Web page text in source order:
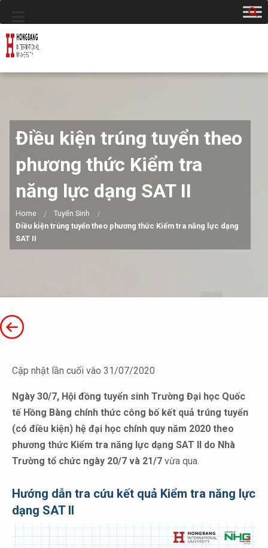
Điều kiện trúng tuyển theo
phương thức Kiểm tra
năng lực dạng SAT II
Home
Tuyển Sinh
Điều kiện trúng tuyển theo phương thức Kiểm tra năng lực dạng
SAT II
Cập nhật lần cuối vào 31/07/2020
Ngày 30/7, Hội đồng tuyển sinh Trường Đại học Quốc
tế Hồng Bàng chính thức công bố kết quả trúng tuyển
(có điều kiện) hệ đại học chính quy năm 2020 theo
phương thức Kiểm tra năng lực dạng SAT II do Nhà
Trường tổ chức ngày 20/7 và 21/7 vừa qua.
Hướng dẫn tra cứu kết quả Kiểm tra năng lực
dạng SAT II